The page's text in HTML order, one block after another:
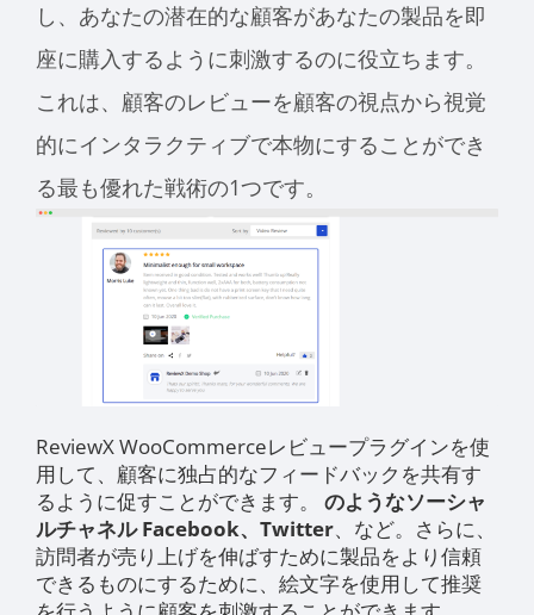
し、あなたの潜在的な顧客があなたの製品を即
座に購入するように刺激するのに役立ちます。
これは、顧客のレビューを顧客の視点から視覚
的にインタラクティブで本物にすることができ
る最も優れた戦術の1つです。
ReviewX WooCommerceレビュープラグインを使
用して、顧客に独占的なフィードバックを共有す
るように促すことができます。 のようなソーシャ
ルチャネル Facebook、Twitter、など。さらに、
訪問者が売り上げを伸ばすために製品をより信頼
できるものにするために、絵文字を使用して推奨